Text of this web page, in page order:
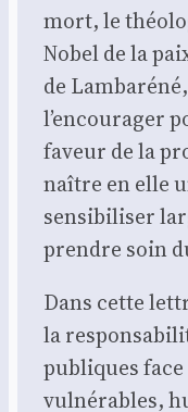
mort, le
Nobel de la
de
l’encourager
faveur de la
naître en elle
sen­si­bi­li­ser
prendre soin
Dans cette
la
publiques
vul­né­rables,